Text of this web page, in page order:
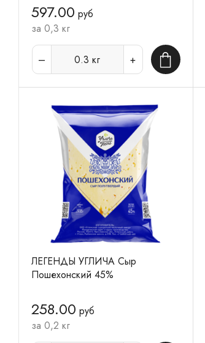
597.00 руб
за 0,3 кг
0.3 кг В корзину
ЛЕГЕНДЫ УГЛИЧА Сыр
Пошехонский 45%
258.00 руб
за 0,2 кг